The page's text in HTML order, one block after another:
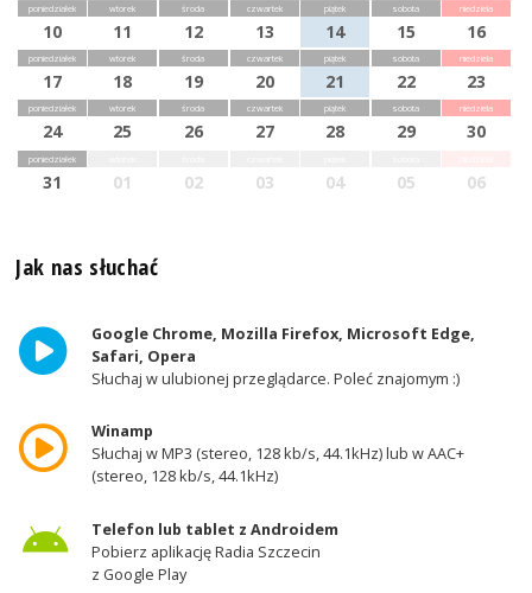
poniedziałek
10
wtorek
11
środa
12
czwartek
13
piątek
14
sobota
15
niedziela
16
poniedziałek
17
wtorek
18
środa
19
czwartek
20
piątek
21
sobota
22
niedziela
23
poniedziałek
24
wtorek
25
środa
26
czwartek
27
piątek
28
sobota
29
niedziela
30
poniedziałek
31 01 02 03 04 05 06
Jak nas słuchać
Google Chrome, Mozilla Firefox, Microsoft Edge,
Safari, Opera
Słuchaj w ulubionej przeglądarce. Poleć znajomym :)
Winamp
Słuchaj w MP3 (stereo, 128 kb/s, 44.1kHz) lub w AAC+
(stereo, 128 kb/s, 44.1kHz)
Telefon lub tablet z Androidem
Pobierz aplikację Radia Szczecin
z Google Play